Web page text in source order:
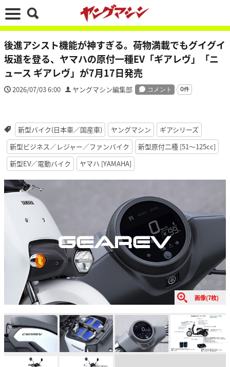
後進アシスト機能が神すぎる。荷物満載でもグイグイ
坂道を登る、ヤマハの原付一種EV「ギアレヴ」「ニ
ュース ギアレヴ」が7月17日発売
2026/07/03 6:00 ヤングマシン編集部
新型バイク(日本車／国産車) ヤングマシン
ギアシリーズ
新型ビジネス／レジャー／ファンバイク
新型原付二種 [51〜125cc]
新型EV／電動バイク
ヤマハ [YAMAHA]
画像(7枚)